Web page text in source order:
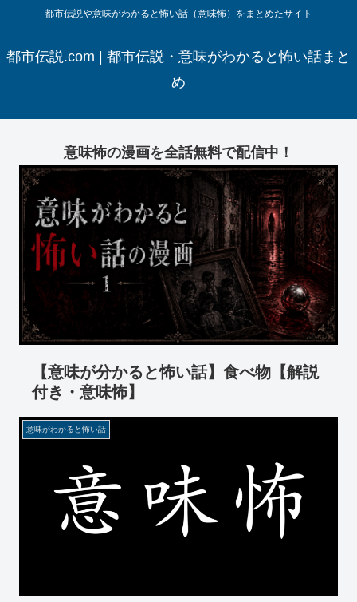
都市伝説や意味がわかると怖い話（意味怖）をまとめたサイト
都市伝説.com | 都市伝説・意味がわかると怖い話まと
め
意味怖の漫画を全話無料で配信中！
【意味が分かると怖い話】食べ物【解説
付き・意味怖】
意味がわかると怖い話